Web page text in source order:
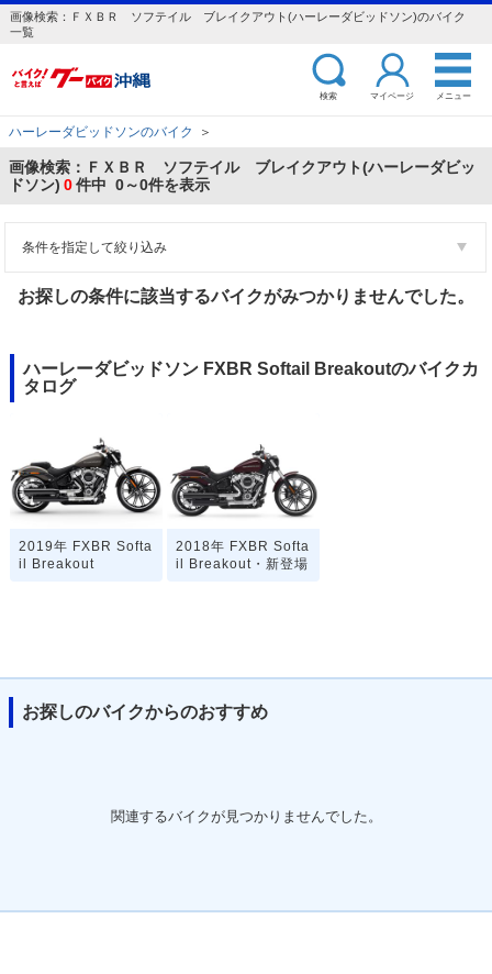
画像検索：ＦＸＢＲ ソフテイル ブレイクアウト(ハーレーダビッドソン)のバイク
一覧
検索 マイページ メニュー
ハーレーダビッドソンのバイク ＞
画像検索：ＦＸＢＲ ソフテイル ブレイクアウト(ハーレーダビッ
ドソン) 0件中 0～0件を表示
条件を指定して絞り込み
お探しの条件に該当するバイクがみつかりませんでした。
ハーレーダビッドソン FXBR Softail Breakoutのバイクカ
タログ
2019年 FXBR Softa
il Breakout
2018年 FXBR Softa
il Breakout・新登場
お探しのバイクからのおすすめ
関連するバイクが見つかりませんでした。